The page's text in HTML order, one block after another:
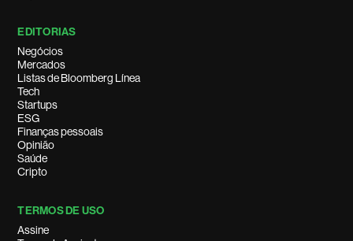
EDITORIAS
Negócios
Mercados
Listas de Bloomberg Línea
Tech
Startups
ESG
Finanças pessoais
Opinião
Saúde
Cripto
TERMOS DE USO
Assine